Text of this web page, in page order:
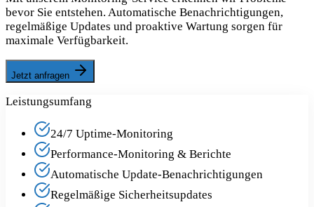
bevor Sie entstehen. Automatische Benachrichtigungen,
regelmäßige Updates und proaktive Wartung sorgen für
maximale Verfügbarkeit.
Jetzt anfragen
Leistungsumfang
24/7 Uptime-Monitoring
Performance-Monitoring & Berichte
Automatische Update-Benachrichtigungen
Regelmäßige Sicherheitsupdates